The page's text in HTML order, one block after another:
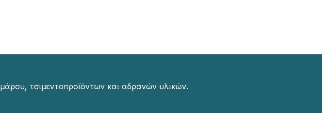
τσιμεντοπροϊόντων και αδρανών υλικών.